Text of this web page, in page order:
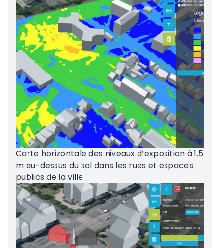
Carte horizontale des niveaux d’exposition à 1.5
m au-dessus du sol dans les rues et espaces
publics de la ville